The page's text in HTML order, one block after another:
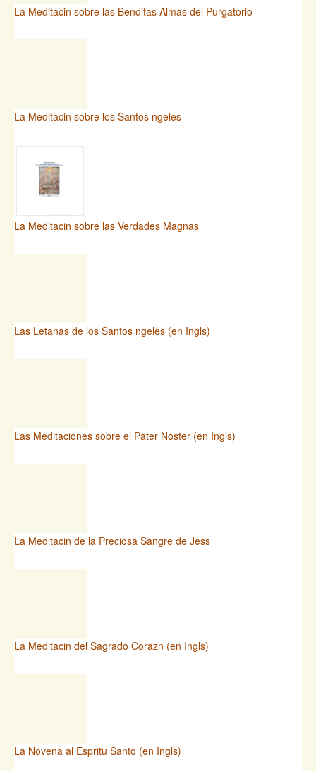
La Meditacin sobre las Benditas Almas del Purgatorio
La Meditacin sobre los Santos ngeles
La Meditacin sobre las Verdades Magnas
Las Letanas de los Santos ngeles (en Ingls)
Las Meditaciones sobre el Pater Noster (en Ingls)
La Meditacin de la Preciosa Sangre de Jess
La Meditacin del Sagrado Corazn (en Ingls)
La Novena al Espritu Santo (en Ingls)